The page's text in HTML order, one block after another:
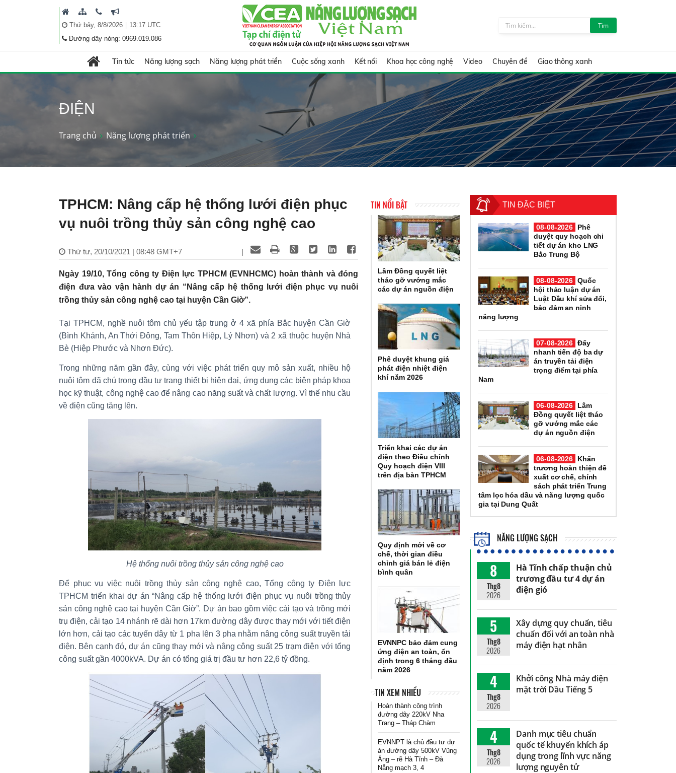
Thứ bảy, 8/8/2026| 13:17 UTC
Đường dây nóng: 0969.019.086
Tìm
Tin tức Năng lượng sạch Năng lượng phát triển Cuộc sống xanh Kết nối Khoa học công nghệ Video Chuyên đề Giao thông xanh
ĐIỆN
Trang chủ Năng lượng phát triển
TPHCM: Nâng cấp hệ thống lưới điện phục
vụ nuôi trồng thủy sản công nghệ cao
Thứ tư, 20/10/2021 | 08:48 GMT+7 |
Ngày 19/10, Tổng công ty Điện lực TPHCM (EVNHCMC) hoàn thành và đóng
điện đưa vào vận hành dự án “Nâng cấp hệ thống lưới điện phục vụ nuôi
trồng thủy sản công nghệ cao tại huyện Cần Giờ”.
Tại TPHCM, nghề nuôi tôm chủ yếu tập trung ở 4 xã phía Bắc huyện Cần Giờ
(Bình Khánh, An Thới Đông, Tam Thôn Hiệp, Lý Nhơn) và 2 xã thuộc huyện Nhà
Bè (Hiệp Phước và Nhơn Đức).
Trong những năm gần đây, cùng với việc phát triển quy mô sản xuất, nhiều hộ
nuôi tôm đã chú trọng đầu tư trang thiết bị hiện đại, ứng dụng các biện pháp khoa
học kỹ thuật, công nghệ cao để nâng cao năng suất và chất lượng. Vì thế nhu cầu
về điện cũng tăng lên.
Hệ thống nuôi trồng thủy sản công nghệ cao
Để phục vụ việc nuôi trồng thủy sản công nghệ cao, Tổng công ty Điện lực
TPHCM triển khai dự án “Nâng cấp hệ thống lưới điện phục vụ nuôi trồng thủy
sản công nghệ cao tại huyện Cần Giờ”. Dự án bao gồm việc cải tạo và trồng mới
trụ điện, cải tạo 14 nhánh rẽ dài hơn 17km đường dây được thay mới với tiết điện
lớn hơn, cải tạo các tuyến dây từ 1 pha lên 3 pha nhằm nâng công suất truyền tải
điện. Bên cạnh đó, dự án cũng thay mới và nâng công suất 25 trạm điện với tổng
công suất gần 4000kVA. Dự án có tổng giá trị đầu tư hơn 22,6 tỷ đồng.
TIN NỔI BẬT
Lâm Đồng quyết liệt
tháo gỡ vướng mắc
các dự án nguồn điện
Phê duyệt khung giá
phát điện nhiệt điện
khí năm 2026
Triển khai các dự án
điện theo Điều chỉnh
Quy hoạch điện VIII
trên địa bàn TPHCM
Quy định mới về cơ
chế, thời gian điều
chỉnh giá bán lẻ điện
bình quân
EVNNPC bảo đảm cung
ứng điện an toàn, ổn
định trong 6 tháng đầu
năm 2026
TIN XEM NHIỀU
Hoàn thành công trình
đường dây 220kV Nha
Trang – Tháp Chàm
EVNNPT là chủ đầu tư dự
án đường dây 500kV Vũng
Áng – rẽ Hà Tĩnh – Đà
Nẵng mạch 3, 4
TIN ĐẶC BIỆT
08-08-2026
Phê
duyệt quy hoạch chi
tiết dự án kho LNG
Bắc Trung Bộ
08-08-2026 Quốc
hội thảo luận dự án
Luật Dầu khí sửa đổi,
bảo đảm an ninh
năng lượng
07-08-2026 Đẩy
nhanh tiến độ ba dự
án truyền tải điện
trọng điểm tại phía
Nam
06-08-2026
Lâm
Đồng quyết liệt tháo
gỡ vướng mắc các
dự án nguồn điện
06-08-2026
Khẩn
trương hoàn thiện đề
xuất cơ chế, chính
sách phát triển Trung
tâm lọc hóa dầu và năng lượng quốc
gia tại Dung Quất
NĂNG LƯỢNG SẠCH
8
Thg8
2026
Hà Tĩnh chấp thuận chủ
trương đầu tư 4 dự án
điện gió
5
Thg8
2026
Xây dựng quy chuẩn, tiêu
chuẩn đối với an toàn nhà
máy điện hạt nhân
4
Thg8
2026
Khởi công Nhà máy điện
mặt trời Dầu Tiếng 5
4
Thg8
2026
Danh mục tiêu chuẩn
quốc tế khuyến khích áp
dụng trong lĩnh vực năng
lượng nguyên tử